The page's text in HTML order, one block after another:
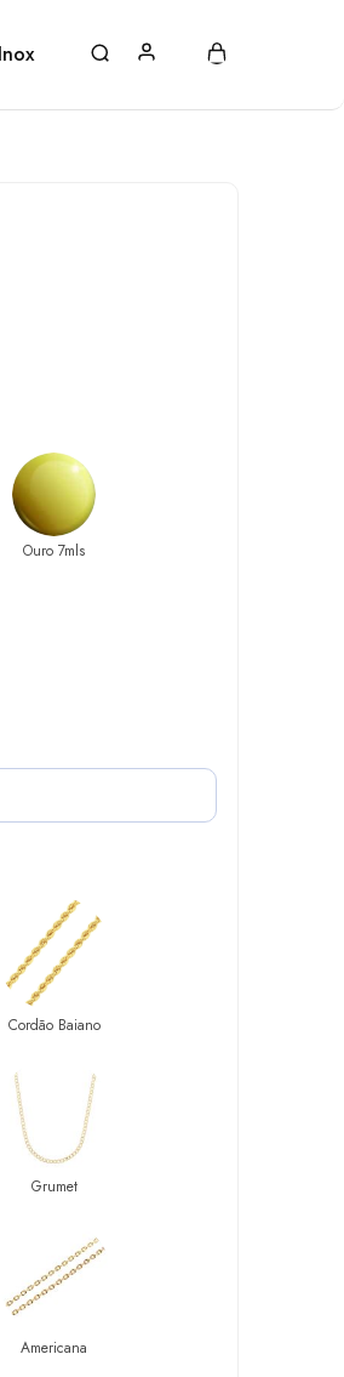
Inox
Ouro 7mls
Cordão Baiano
Grumet
Americana